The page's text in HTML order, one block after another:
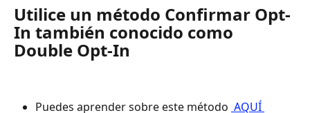
Utilice un método Confirmar Opt-
In también conocido como
Double Opt-In
Puedes aprender sobre este método AQUÍ